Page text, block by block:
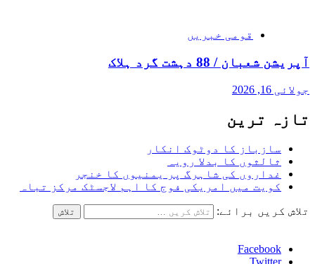
قومی خبریں
آپریشن شعبان / 88 دہشت گرد ہلاک
جولائی 16, 2026
تازہ ترین
سازباز کا دوٹوک انکار
ثالثوں کا بدلا رویہ
غداروں کی شاہرگ پر یمنیوں کا خنجر
کویت میں امریکی فوج کا اہم لاجسٹک مرکز تباہ
تلاش کریں برائے:
Facebook